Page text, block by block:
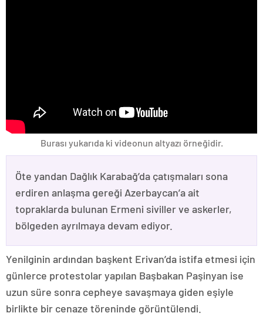
Burası yukarıda ki videonun altyazı örneğidir.
Öte yandan Dağlık Karabağ’da çatışmaları sona
erdiren anlaşma gereği Azerbaycan’a ait
topraklarda bulunan Ermeni siviller ve askerler,
bölgeden ayrılmaya devam ediyor.
Yenilginin ardından başkent Erivan’da istifa etmesi için
günlerce protestolar yapılan Başbakan Paşinyan ise
uzun süre sonra cepheye savaşmaya giden eşiyle
birlikte bir cenaze töreninde görüntülendi.